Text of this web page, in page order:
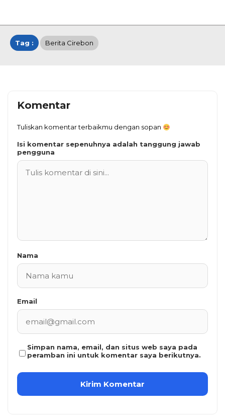
Tag : Berita Cirebon
Komentar
Tuliskan komentar terbaikmu dengan sopan
Isi komentar sepenuhnya adalah tanggung jawab
pengguna
Nama
Email
Simpan nama, email, dan situs web saya pada
peramban ini untuk komentar saya berikutnya.